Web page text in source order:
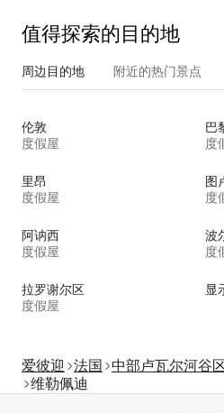
值得探索的目的地
周边目的地 附近的热门景点
伦敦
度假屋
巴
度
里昂
度假屋
图
度
阿讷西
度假屋
波
度
拉罗谢尔区
度假屋
显
爱彼迎 法国 中部卢瓦尔河谷
维勒佩迪